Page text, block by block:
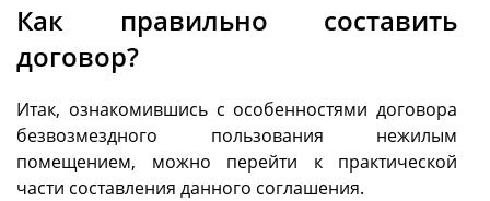
Как правильно составить
договор?
Итак, ознакомившись с особенностями договора
безвозмездного пользования нежилым
помещением, можно перейти к практической
части составления данного соглашения.